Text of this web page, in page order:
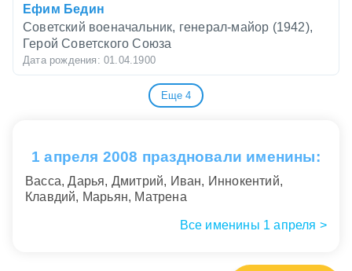
Ефим Бедин
Советский военачальник, генерал-майор (1942),
Герой Советского Союза
Дата рождения: 01.04.1900
Владимир Петров-Гладкий
Cоветский футболист, тренер
Дата рождения: 01.04.1948
Российский журналист, радиоведущая,
Еще 4
1 апреля 2008 праздновали именины:
Васса, Дарья, Дмитрий, Иван, Иннокентий,
Клавдий, Марьян, Матрена
Все именины 1 апреля >